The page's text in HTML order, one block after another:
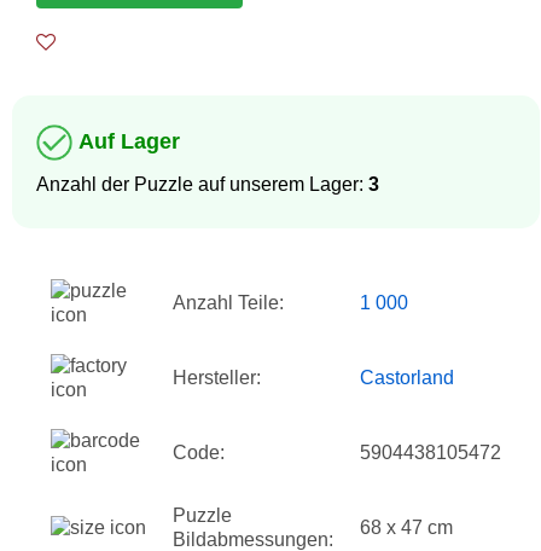
Auf Lager
Anzahl der Puzzle auf unserem Lager: 3
Anzahl Teile: 1 000
Hersteller: Castorland
Code: 5904438105472
Puzzle
Bildabmessungen:
68 x 47 cm